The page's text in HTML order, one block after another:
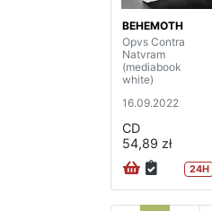
BEHEMOTH
Opvs Contra
Natvram
(mediabook
white)
16.09.2022
CD
54,89 zł
24H